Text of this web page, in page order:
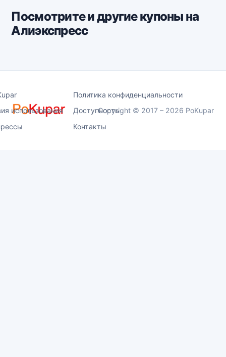
Посмотрите и другие купоны на
Алиэкспресс
Политика конфиденциальности
использования
Доступность
Контакты
Copyright © 2017 – 2026 PoKupar